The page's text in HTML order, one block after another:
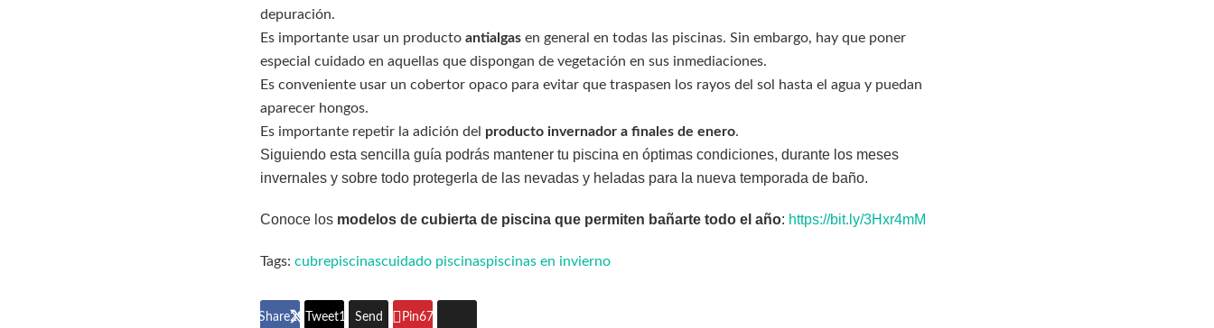
depuración.
Es importante usar un producto antialgas en general en todas las piscinas. Sin embargo, hay que poner
especial cuidado en aquellas que dispongan de vegetación en sus inmediaciones.
Es conveniente usar un cobertor opaco para evitar que traspasen los rayos del sol hasta el agua y puedan
aparecer hongos.
Es importante repetir la adición del producto invernador a finales de enero.
Siguiendo esta sencilla guía podrás mantener tu piscina en óptimas condiciones, durante los meses
invernales y sobre todo protegerla de las nevadas y heladas para la nueva temporada de baño.
Conoce los modelos de cubierta de piscina que permiten bañarte todo el año: https://bit.ly/3Hxr4mM
Tags: cubrepiscinascuidado piscinaspiscinas en invierno
Share296 Tweet185Send Pin67